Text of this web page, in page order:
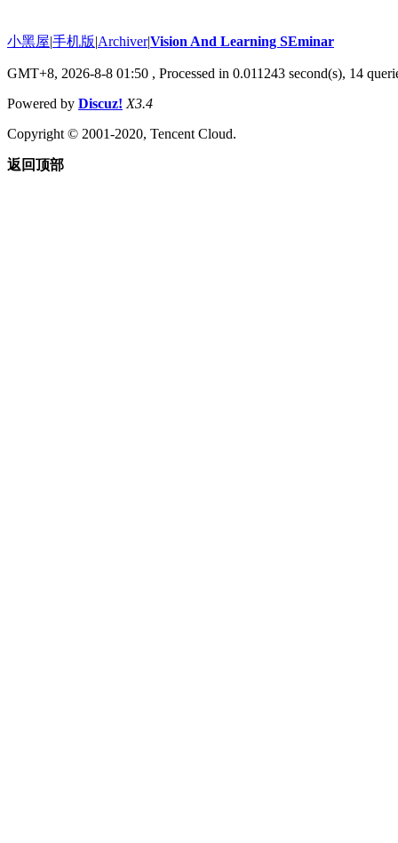
小黑屋|手机版|Archiver|Vision And Learning SEminar
GMT+8, 2026-8-8 01:50 , Processed in 0.011243 second(s), 14
Powered by Discuz! X3.4
Copyright © 2001-2020, Tencent Cloud.
返回顶部